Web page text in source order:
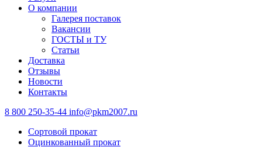
О компании
Галерея поставок
Вакансии
ГОСТЫ и ТУ
Статьи
Доставка
Отзывы
Новости
Контакты
8 800 250-35-44 info@pkm2007.ru
Сортовой прокат
Оцинкованный прокат